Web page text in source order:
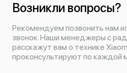
Возникли вопросы?
Рекомендуем позвонить нам
звонок. Наши менеджеры с
расскажут вам о технике
проконсультируют по каждой